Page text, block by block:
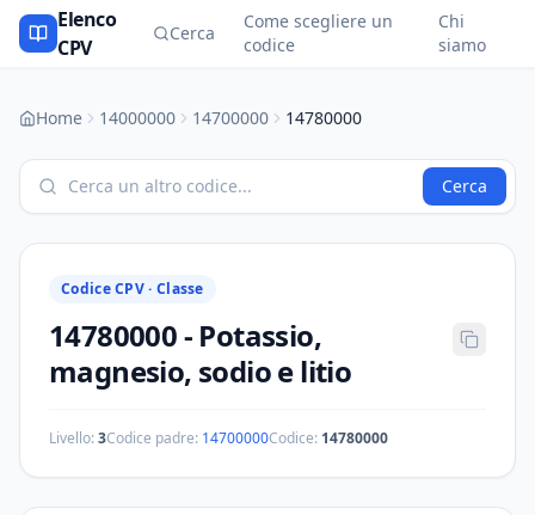
Elenco
CPV
Cerca
Come scegliere un
codice
Chi
siamo
Home 14000000 14700000 14780000
Cerca
Codice CPV · Classe
14780000- Potassio,
magnesio, sodio e litio
Livello:3Codice padre: 14700000Codice: 14780000